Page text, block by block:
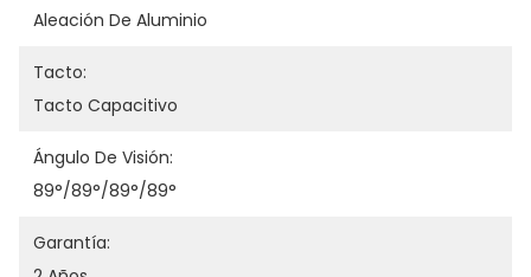
Aleación De Aluminio
Tacto:
Tacto Capacitivo
Ángulo De Visión:
89°/89°/89°/89°
Garantía: